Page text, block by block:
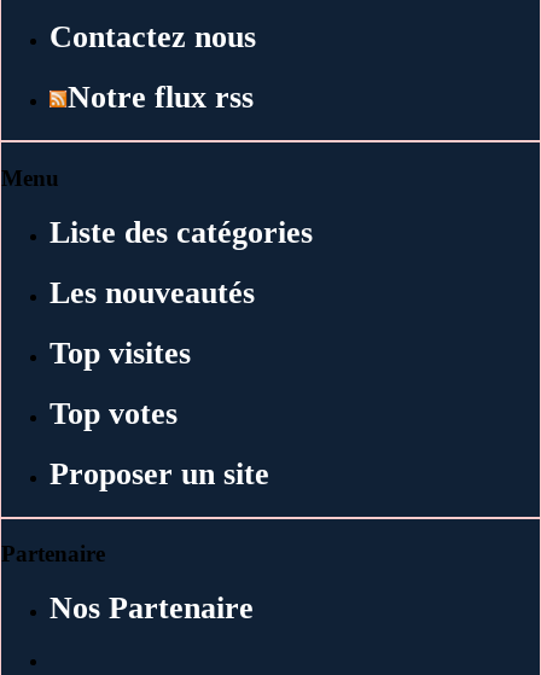
Contactez nous
Notre flux rss
Menu
Liste des catégories
Les nouveautés
Top visites
Top votes
Proposer un site
Partenaire
Nos Partenaire